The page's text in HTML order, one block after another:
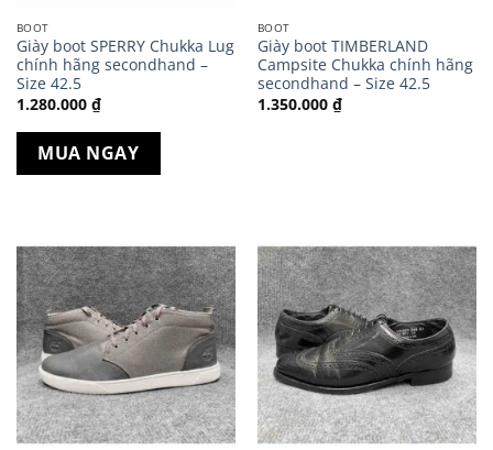
BOOT
Giày boot SPERRY Chukka Lug
chính hãng secondhand –
Size 42.5
1.280.000 ₫
MUA NGAY
BOOT
Giày boot TIMBERLAND
Campsite Chukka chính hãng
secondhand – Size 42.5
1.350.000 ₫